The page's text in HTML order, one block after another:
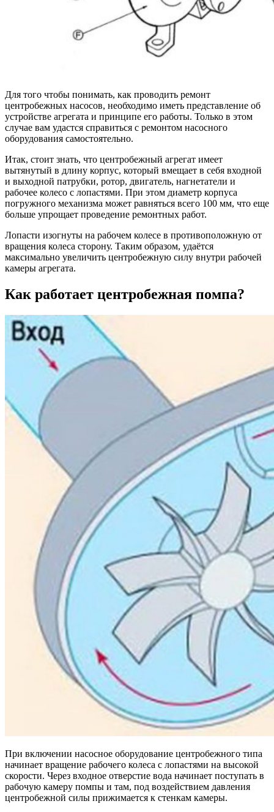
Для того чтобы понимать, как проводить ремонт
центробежных насосов, необходимо иметь представление об
устройстве агрегата и принципе его работы. Только в этом
случае вам удастся справиться с ремонтом насосного
оборудования самостоятельно.
Итак, стоит знать, что центробежный агрегат имеет
вытянутый в длину корпус, который вмещает в себя входной
и выходной патрубки, ротор, двигатель, нагнетатели и
рабочее колесо с лопастями. При этом диаметр корпуса
погружного механизма может равняться всего 100 мм, что еще
больше упрощает проведение ремонтных работ.
Лопасти изогнуты на рабочем колесе в противоположную от
вращения колеса сторону. Таким образом, удаётся
максимально увеличить центробежную силу внутри рабочей
камеры агрегата.
Как работает центробежная помпа?
При включении насосное оборудование центробежного типа
начинает вращение рабочего колеса с лопастями на высокой
скорости. Через входное отверстие вода начинает поступать в
рабочую камеру помпы и там, под воздействием давления
центробежной силы прижимается к стенкам камеры.